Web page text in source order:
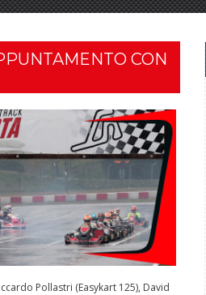
CON
Pollastri (Easykart 125), David